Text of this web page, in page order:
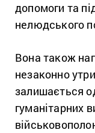
допомоги та
нелюдського
Вона також
незаконно
залишається
гуманітарних